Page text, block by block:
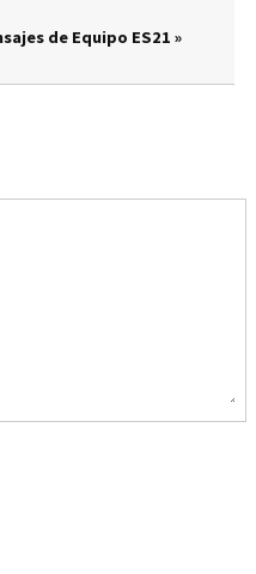
de Equipo ES21 »